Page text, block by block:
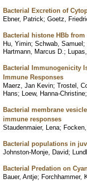
Bacterial Excretion of
Ebner, Patrick; Goetz,
Bacterial histone HBb
Hu, Yimin; Schwab, Samuel;
Hartmann, Marcus D. ;
Bacterial Immunogenicity
Immune Responses
Maerz, Jan Kevin; Trostel,
Hans; Loew, Hanna-Christine
Bacterial membrane
immune responses
Staudenmaier, Lena;
Bacterial populations in
Johnston-Monje, David;
Bacterial Predation on
Bauer, Antje; Forchhammer,